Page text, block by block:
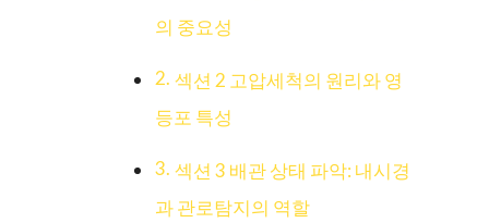
의 중요성
섹션 2 고압세척의 원리와 영
등포 특성
섹션 3 배관 상태 파악: 내시경
과 관로탐지의 역할